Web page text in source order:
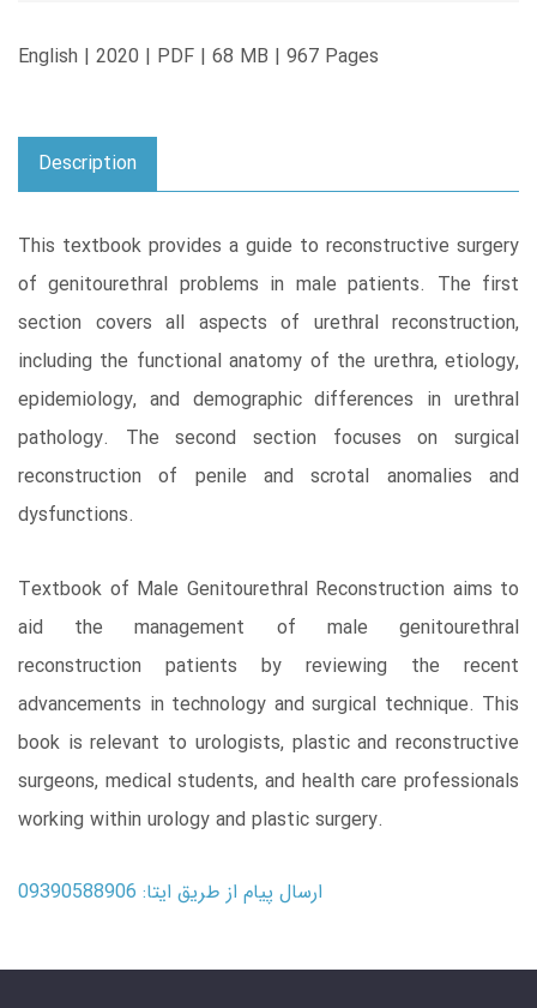
English | 2020 | PDF | 68 MB | 967 Pages
Description
This textbook provides a guide to reconstructive surgery
of genitourethral problems in male patients. The first
section covers all aspects of urethral reconstruction,
including the functional anatomy of the urethra, etiology,
epidemiology, and demographic differences in urethral
pathology. The second section focuses on surgical
reconstruction of penile and scrotal anomalies and
dysfunctions.
Textbook of Male Genitourethral Reconstruction aims to
aid the management of male genitourethral
reconstruction patients by reviewing the recent
advancements in technology and surgical technique. This
book is relevant to urologists, plastic and reconstructive
surgeons, medical students, and health care professionals
working within urology and plastic surgery.
ارسال پیام از طریق ایتا: 09390588906